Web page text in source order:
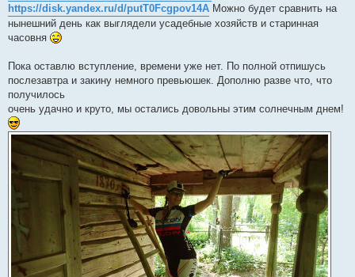
https://disk.yandex.ru/d/putT0Fcgpov14A Можно будет сравнить на
нынешний день как выглядели усадебные хозяйств и старинная
часовня
Пока оставлю вступление, времени уже нет. По полной отпишусь
послезавтра и закину немного превьюшек. Дополню разве что, что
получилось
очень удачно и круто, мы остались довольны этим солнечным днем!